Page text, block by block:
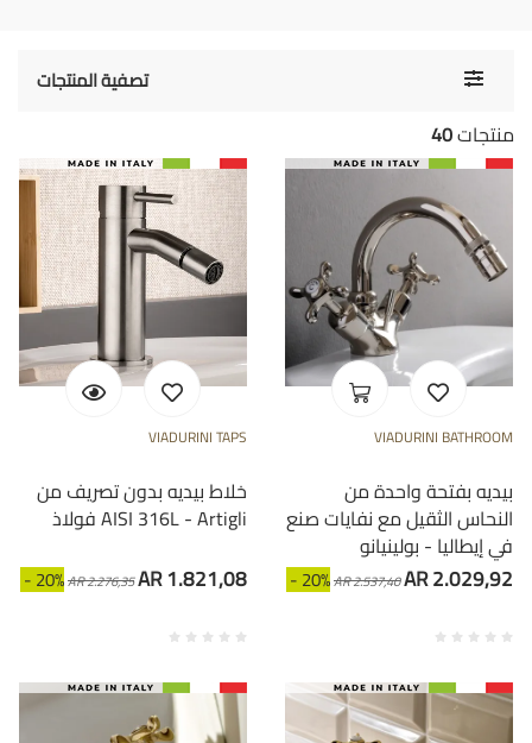
Toggle تصفية المنتجات
40منتجات
VIADURINI TAPS
خلاط بيديه بدون تصريف من
فولاذ AISI 316L - Artigli
- 20%AR 2.276,35AR 1.821,08
VIADURINI BATHROOM
بيديه بفتحة واحدة من
النحاس الثقيل مع نفايات صنع
في إيطاليا - بولينيانو
- 20%AR 2.537,40AR 2.029,92